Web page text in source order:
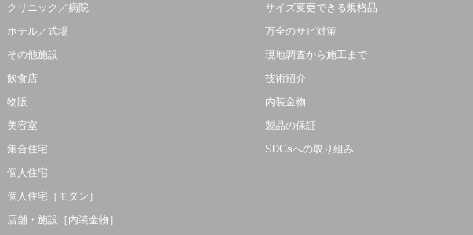
クリニック／病院
ホテル／式場
その他施設
飲食店
物販
美容室
集合住宅
個人住宅
個人住宅［モダン］
店舗・施設［内装金物］
サイズ変更できる規格品
万全のサビ対策
現地調査から施工まで
技術紹介
内装金物
製品の保証
SDGsへの取り組み